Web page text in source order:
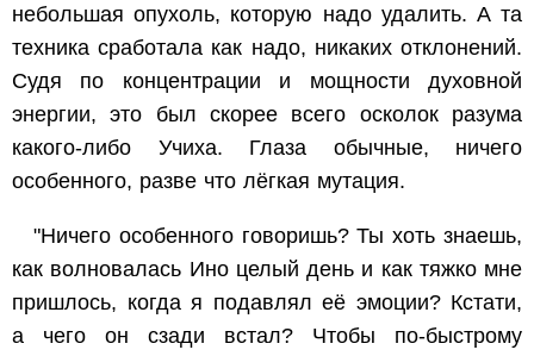
небольшая опухоль, которую надо удалить. А та
техника сработала как надо, никаких отклонений.
Судя по концентрации и мощности духовной
энергии, это был скорее всего осколок разума
какого-либо Учиха. Глаза обычные, ничего
особенного, разве что лёгкая мутация.
"Ничего особенного говоришь? Ты хоть знаешь,
как волновалась Ино целый день и как тяжко мне
пришлось, когда я подавлял её эмоции? Кстати,
а чего он сзади встал? Чтобы по-быстрому